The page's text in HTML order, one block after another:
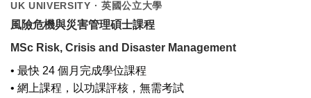
UK UNIVERSITY · 英國公立大學
風險危機與災害管理碩士課程
MSc Risk, Crisis and Disaster Management
• 最快 24 個月完成學位課程
• 網上課程，以功課評核，無需考試